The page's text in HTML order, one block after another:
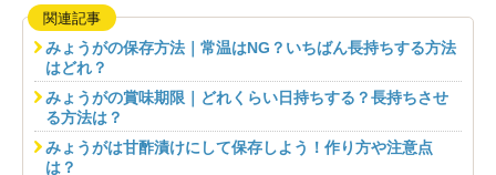
関連記事
みょうがの保存方法｜常温はNG？いちばん長持ちする方法
はどれ？
みょうがの賞味期限｜どれくらい日持ちする？長持ちさせ
る方法は？
みょうがは甘酢漬けにして保存しよう！作り方や注意点
は？